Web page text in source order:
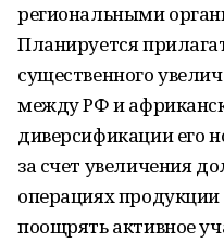
региональными
Планируется
существенного
между РФ и
диверсификации его
за счет увеличения
операциях продукции
поощрять активное